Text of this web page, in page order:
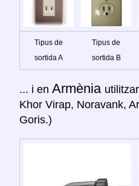
Tipus de
sortida A
Tipus de
sortida B
... i en Armènia
Khor Virap, Noravank,
Goris.)